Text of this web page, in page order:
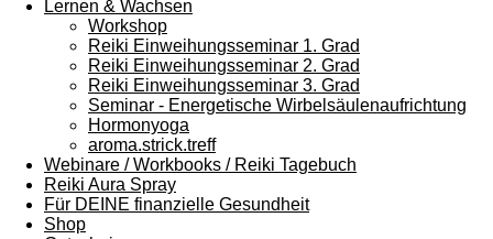
Lernen & Wachsen
Workshop
Reiki Einweihungsseminar 1. Grad
Reiki Einweihungsseminar 2. Grad
Reiki Einweihungsseminar 3. Grad
Seminar - Energetische Wirbelsäulenaufrichtung
Hormonyoga
aroma.strick.treff
Webinare / Workbooks / Reiki Tagebuch
Reiki Aura Spray
Für DEINE finanzielle Gesundheit
Shop